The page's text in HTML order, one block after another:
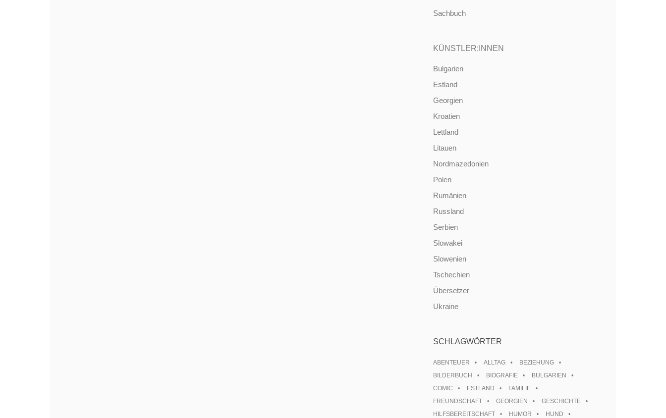
Sachbuch
KÜNSTLER:INNEN
Bulgarien
Estland
Georgien
Kroatien
Lettland
Litauen
Nordmazedonien
Polen
Rumänien
Russland
Serbien
Slowakei
Slowenien
Tschechien
Übersetzer
Ukraine
SCHLAGWÖRTER
ABENTEUER ALLTAG
BEZIEHUNG
BILDERBUCH
BIOGRAFIE
BULGARIEN
COMIC
ESTLAND
FAMILIE
FREUNDSCHAFT
GEORGIEN
GESCHICHTE
HILFSBEREITSCHAFT
HUMOR
HUND